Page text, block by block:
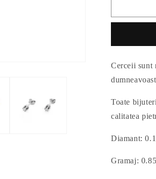
Aur
Diamant
Cerceii sunt
Toate
calitatea
Diamant:
Gramaj: